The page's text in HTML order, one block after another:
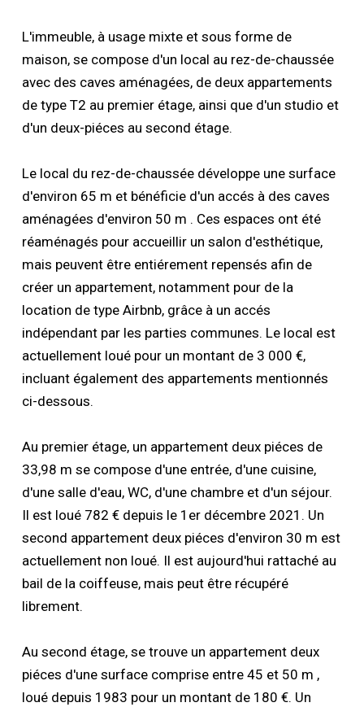
L'immeuble, à usage mixte et sous forme de
maison, se compose d'un local au rez-de-chaussée
avec des caves aménagées, de deux appartements
de type T2 au premier étage, ainsi que d'un studio et
d'un deux-piéces au second étage.
Le local du rez-de-chaussée développe une surface
d'environ 65 m et bénéficie d'un accés à des caves
aménagées d'environ 50 m . Ces espaces ont été
réaménagés pour accueillir un salon d'esthétique,
mais peuvent être entiérement repensés afin de
créer un appartement, notamment pour de la
location de type Airbnb, grâce à un accés
indépendant par les parties communes. Le local est
actuellement loué pour un montant de 3 000 €,
incluant également des appartements mentionnés
ci-dessous.
Au premier étage, un appartement deux piéces de
33,98 m se compose d'une entrée, d'une cuisine,
d'une salle d'eau, WC, d'une chambre et d'un séjour.
Il est loué 782 € depuis le 1er décembre 2021. Un
second appartement deux piéces d'environ 30 m est
actuellement non loué. Il est aujourd'hui rattaché au
bail de la coiffeuse, mais peut être récupéré
librement.
Au second étage, se trouve un appartement deux
piéces d'une surface comprise entre 45 et 50 m ,
loué depuis 1983 pour un montant de 180 €. Un